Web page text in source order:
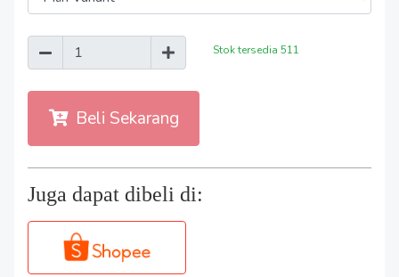
Stok tersedia 511
Beli Sekarang
Juga dapat dibeli di: